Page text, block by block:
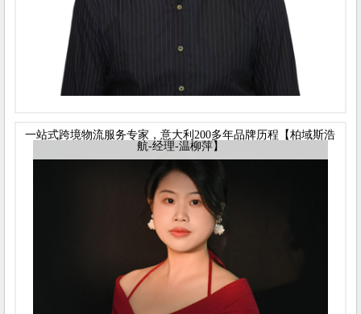
一站式跨境物流服务专家，意大利200多年品牌历程【柏域斯浩
航-经理-温柳萍】